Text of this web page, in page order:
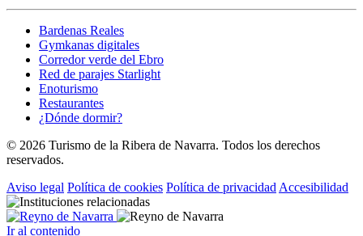
Bardenas Reales
Gymkanas digitales
Corredor verde del Ebro
Red de parajes Starlight
Enoturismo
Restaurantes
¿Dónde dormir?
© 2026 Turismo de la Ribera de Navarra. Todos los derechos
reservados.
Aviso legal Política de cookies Política de privacidad Accesibilidad
Ir al contenido